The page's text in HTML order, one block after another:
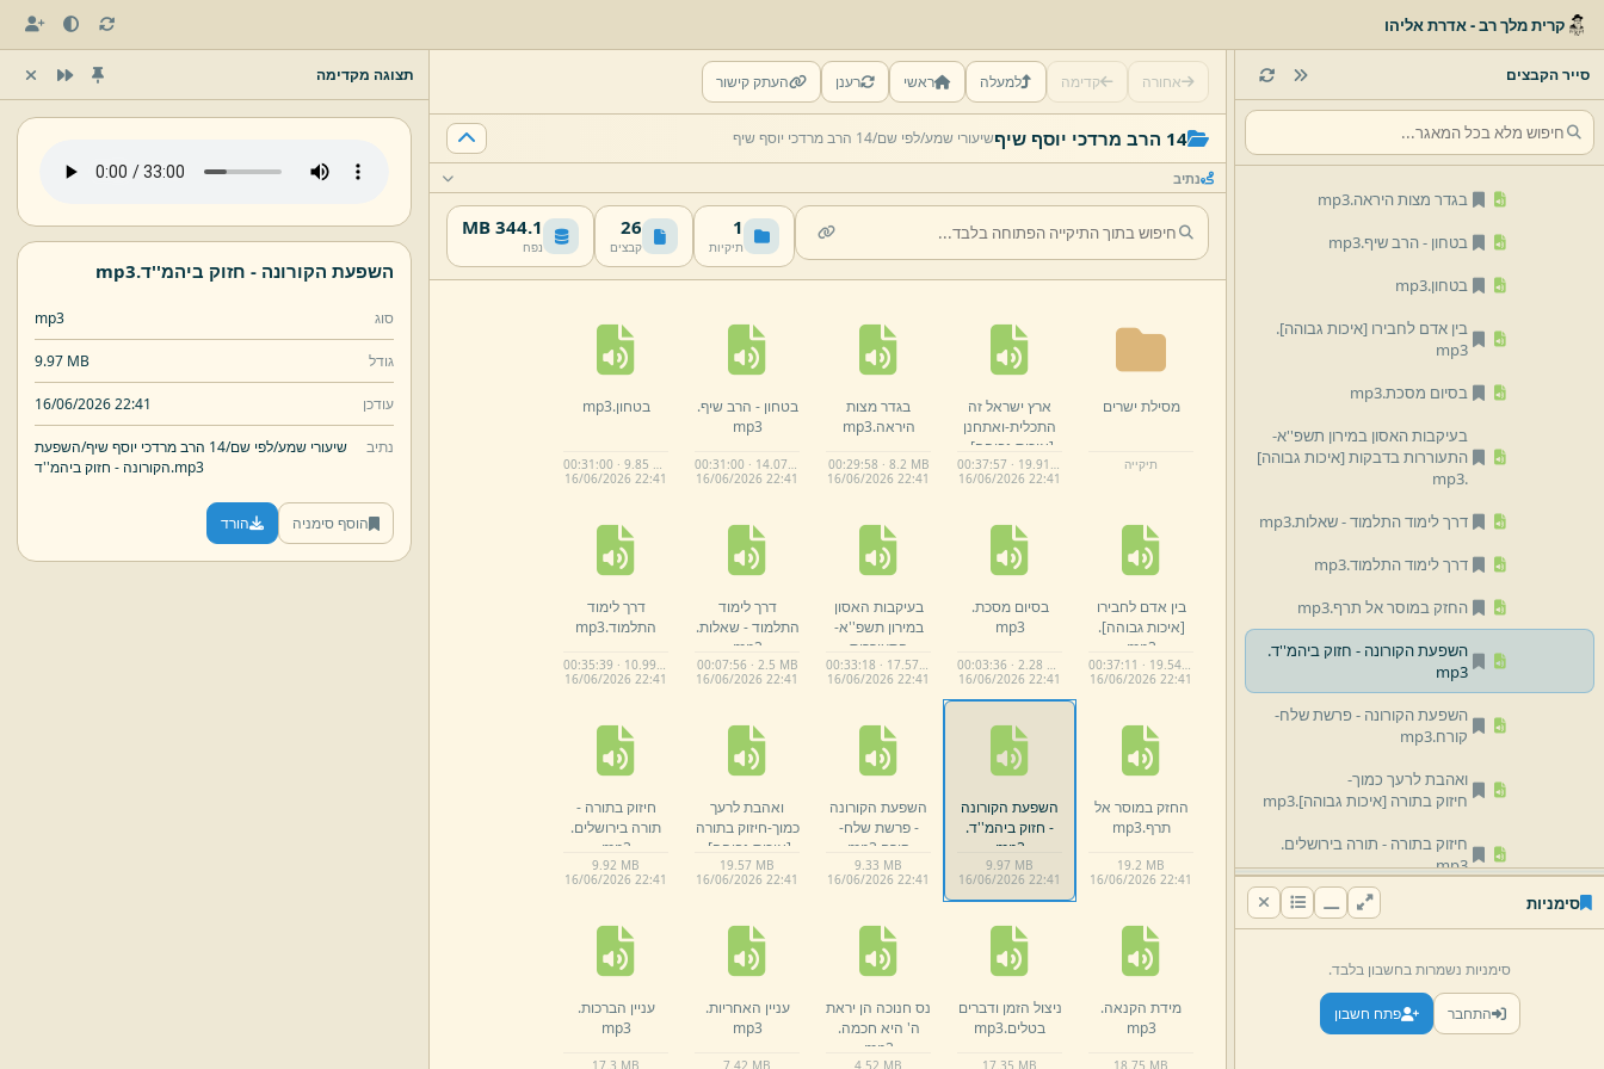
קרית מלך רב - אדרת אליהו
סייר הקבצים
14 הרב מרדכי יוסף שיף
ארץ ישראל זה התכלית-
ואתחנן [איכות גבוהה].
mp3
בגדר מצות היראה.mp3
בטחון -הרב שיף.mp3
בטחון.mp3
בין אדם לחבירו [איכות גבוהה].
mp3
בסיום מסכת.mp3
בעיקבות האסון במירון תשפ''א-
התעוררות בדבקות [איכות גבוהה]
.
mp3
דרך לימוד התלמוד -שאלות.mp3
דרך לימוד התלמוד.mp3
החזק במוסר אל תרף.mp3
השפעת הקורונה - חזוק ביהמ''ד.
mp3
השפעת הקורונה -פרשת שלח-
קורח.mp3
ואהבת לרעך כמוך-
חיזוק בתורה [איכות גבוהה].
mp3
חיזוק בתורה - תורה בירושלים.
mp3
mp3
נס חנוכה הן יראת ה' היא חכמה.
mp3
סימניות
סימניות נשמרות בחשבון בלבד.
התחבר פתח חשבון
אחורה קדימה למעלה ראשי רענן העתק קישור
14 הרב מרדכי יוסף שיף שיעורי שמע/לפי שם/14 הרב מרדכי יוסף שיף
נתיב
1
תיקיות
26
קבצים
344.1 MB
נפח
מסילת ישרים
תיקייה
ארץ ישראל זה
התכלית-ואתחנן
[איכות גבוהה]
mp3
00:37:57 · 19.91 MB
16/06/2026 22:41
בגדר מצות
היראה.mp3
00:29:58 · 8.2 MB
16/06/2026 22:41
בטחון - הרב שיף.
mp3
00:31:00 · 14.07 MB
16/06/2026 22:41
בטחון.mp3
00:31:00 · 9.85 MB
16/06/2026 22:41
בין אדם לחבירו
[איכות גבוהה].
mp3
00:37:11 · 19.54 MB
16/06/2026 22:41
בסיום מסכת.
mp3
00:03:36 · 2.28 MB
16/06/2026 22:41
בעיקבות האסון
במירון תשפ''א-
התעוררות
בדבקות [איכות
גבוהה].
mp3
00:33:18 · 17.57 MB
16/06/2026 22:41
דרך לימוד
התלמוד -שאלות.
mp3
00:07:56 · 2.5 MB
16/06/2026 22:41
דרך לימוד
התלמוד.mp3
00:35:39 · 10.99 MB
16/06/2026 22:41
החזק במוסר אל
תרף.mp3
19.2 MB
16/06/2026 22:41
השפעת הקורונה
- חזוק ביהמ''ד.
mp3
9.97 MB
16/06/2026 22:41
השפעת הקורונה
-פרשת שלח-
קורח. mp3
9.33 MB
16/06/2026 22:41
ואהבת לרעך
כמוך-חיזוק בתורה
[איכות גבוהה]
mp3
19.57 MB
16/06/2026 22:41
חיזוק בתורה -
תורה בירושלים.
mp3
9.92 MB
16/06/2026 22:41
מידת הקנאה.
mp3
18. 75 MB
ניצול הזמן ודברים
בטלים.mp3
17. 35 MB
נס חנוכה הן יראת
ה' היא חכמה.
mp3
4. 52 MB
עניין האחריות.
mp3
7. 42 MB
עניין הברכות.
mp3
17. 3 MB
תצוגה מקדימה
השפעת הקורונה - חזוק ביהמ''ד.mp3
סוג mp3
גודל 9.97 MB
עודכן 16/06/2026 22:41
נתיב שיעורי שמע/לפי שם/14 הרב מרדכי יוסף שיף/
השפעת
הקורונה -חזוק ביהמ''ד.mp3
הוסף סימניה הורד